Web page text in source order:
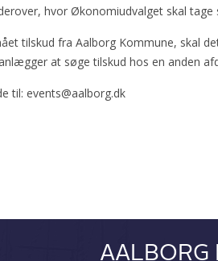
hvor Økonomiudvalget skal tage
tilskud fra Aalborg Kommune, skal
at søge tilskud hos en anden
til: events@aalborg.dk
AALBORG